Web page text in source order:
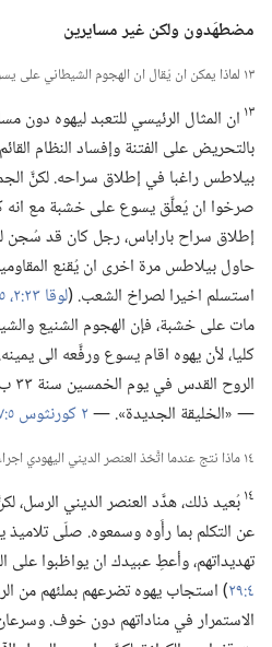
مضطهَدون ولكن غير مسايرين
١٣ لماذا يمكن ان يُقال ان الهجوم الشيطاني على يسوع قد فشل؟‏
١٣ ان المثال الرئيسي للتعبد ليهوه دون
بالتحريض على الفتنة وإفساد النظام
بيلاطس راغبا في إطلاق سراحه.‏ لكنَّ
صرخوا ان يُعلَّق يسوع على خشبة مع انه
إطلاق سراح باراباس،‏ رجل كان قد سُجن
حاول بيلاطس مرة اخرى ان يُقنع
استسلم اخيرا لصراخ الشعب.‏ (‏لوقا ٢٣:‏٢،‏
مات على خشبة،‏ فإن الهجوم الشنيع
كليا،‏ لأن يهوه اقام يسوع ورفَّعه الى
—‏ «الخليقة الجديدة».‏ —‏٢ كورنثوس ٥:‏١٧؛‏
١٤ ماذا نتج عندما اتَّخذ العنصر الديني اليهودي اجراءات ضد أتباع يسوع؟‏
١٤بُعيد ذلك،‏ هدَّد العنصر الديني الرسل،‏
عن التكلم بما رأَوه وسمعوه.‏ صلّى تلاميذ
تهديداتهم،‏ وأعطِ عبيدك ان يواظبوا على
٤:‏٢٩
‏)‏ استجاب يهوه تضرعهم بملئهم من
الاستمرار في مناداتهم دون خوف.‏